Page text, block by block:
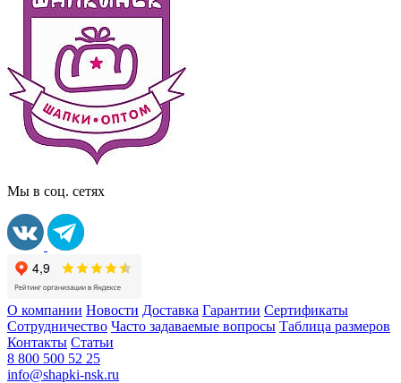
Мы в соц. сетях
О компании Новости Доставка Гарантии Сертификаты
Сотрудничество Часто задаваемые вопросы Таблица размеров
Контакты Статьи
8 800 500 52 25
info@shapki-nsk.ru